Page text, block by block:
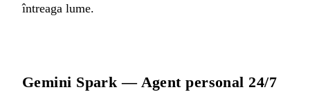
întreaga lume.
Gemini Spark — Agent personal 24/7